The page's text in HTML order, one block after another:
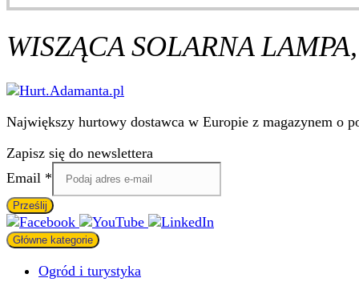
WISZĄCA SOLARNA
Największy hurtowy dostawca w Europie z magazynem o
Zapisz się do newslettera
Email
Email *
Prześlij
Główne kategorie
Ogród i turystyka